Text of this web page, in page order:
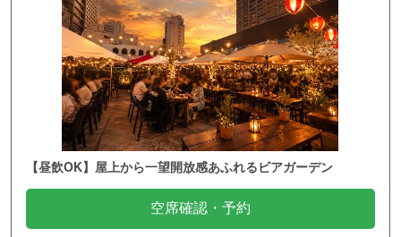
【昼飲OK】屋上から一望開放感あふれるビアガーデン
空席確認・予約